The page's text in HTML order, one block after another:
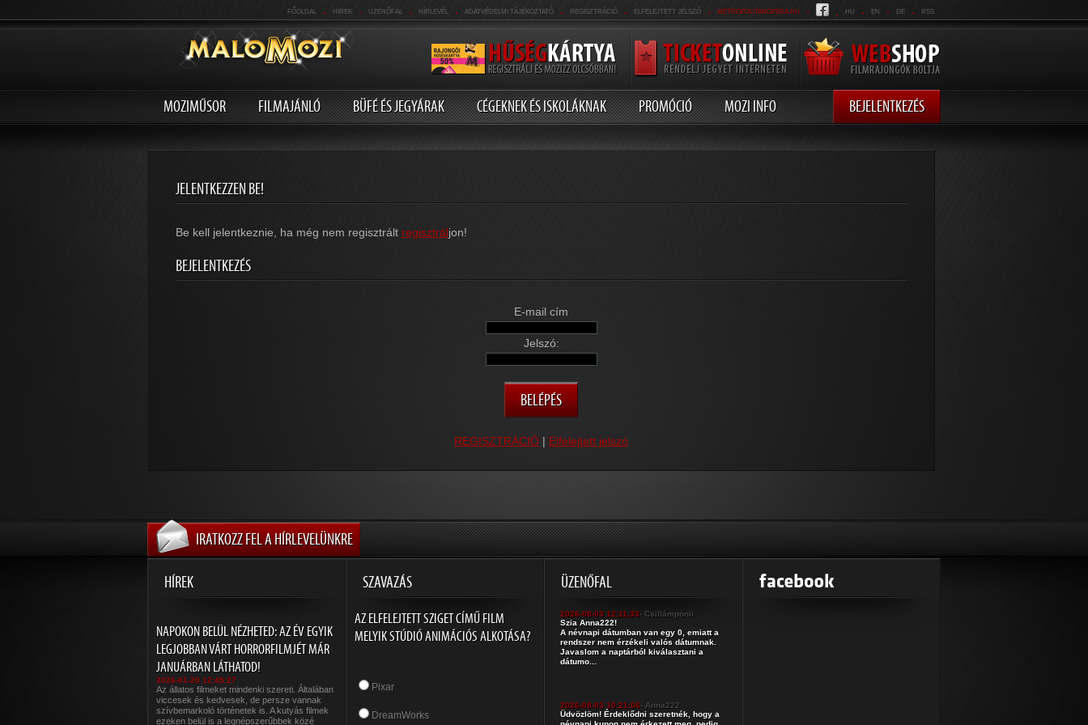
FŐOLDAL . HIREK . ÜZENŐFAL . HÍRLEVÉL . ADATVÉDELMI TÁJÉKOZTATÓ . REGISZTRÁCIÓ . ELFELEJTETT JELSZÓ . METROPOLITANOPERA.HU . . HU . EN . DE . RSS
MOZIMŰSOR FILMAJÁNLÓ BÜFÉ ÉS JEGYÁRAK CÉGEKNEK ÉS ISKOLÁKNAK PROMÓCIÓ MOZI INFO BEJELENTKEZÉS
JELENTKEZZEN BE!
Be kell jelentkeznie, ha még nem regisztrált regisztráljon!
BEJELENTKEZÉS
E-mail cím
Jelszó:
REGISZTRÁCIÓ | Elfelejtett jelszó
IRATKOZZ FEL A HÍRLEVELÜNKRE
HÍREK SZAVAZÁS ÜZENŐFAL
NAPOKON BELÜL NÉZHETED: AZ ÉV EGYIK
LEGJOBBAN VÁRT HORRORFILMJÉT MÁR
JANUÁRBAN LÁTHATOD!
2026-01-20 12:45:27
Az állatos filmeket mindenki szereti. Általában
viccesek és kedvesek, de persze vannak
szívbemarkoló történetek is. A kutyás filmek
ezeken belül is a legnépszerűbbek közé
AZ ELFELEJTETT SZIGET CÍMŰ FILM
MELYIK STÚDIÓ ANIMÁCIÓS ALKOTÁSA?
Pixar
DreamWorks
2026-08-03 12:11:33- Csillámpónii
Szia Anna222!
A névnapi dátumban van egy 0, emiatt a
rendszer nem érzékeli valós dátumnak.
Javaslom a naptárból kiválasztani a
dátumo...
2026-08-03 10:21:06- Anna222
Üdvözlöm! Érdeklődni szeretnék, hogy a